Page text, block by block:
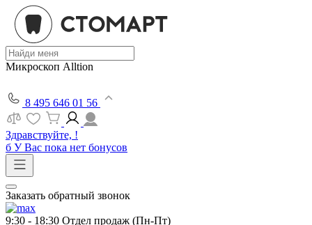
Микроскоп Alltion
8 495 646 01 56
Здравствуйте, !
б У Вас пока нет бонусов
Заказать обратный звонок
9:30 - 18:30 Отдел продаж (Пн-Пт)